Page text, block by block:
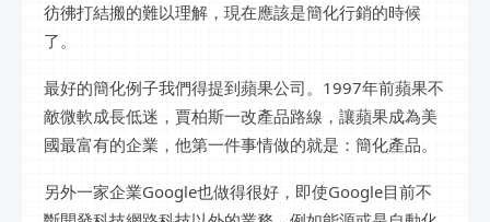
彷彿打結搬的難以理解，現在應該是簡化行銷的時候
了。
最好的簡化例子我們得提到蘋果公司。1997年前蘋果不
敵微軟成長低迷，賈柏斯一改產品路線，讓蘋果成為美
國最富有的企業，他第一件事情做的就是：簡化產品。
另外一家企業Google也做得很好，即使Google目前不